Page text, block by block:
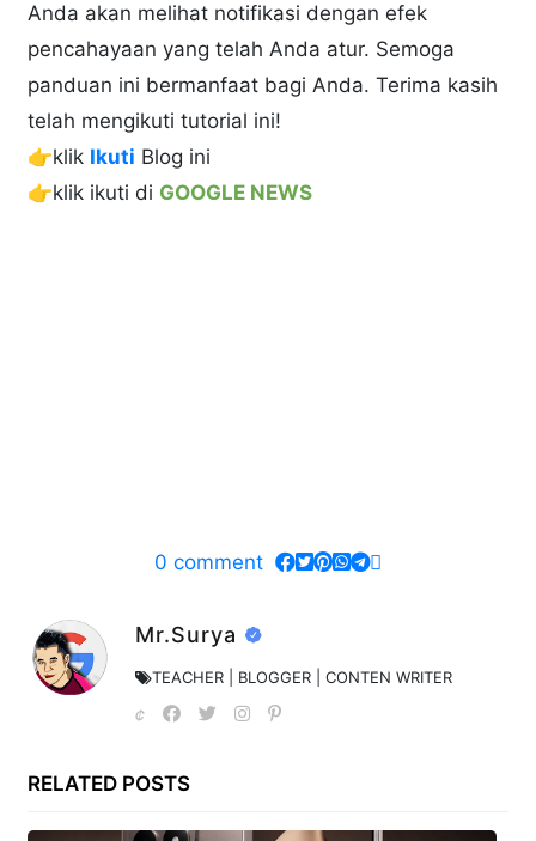
Anda akan melihat notifikasi dengan efek
pencahayaan yang telah Anda atur. Semoga
panduan ini bermanfaat bagi Anda. Terima kasih
telah mengikuti tutorial ini!
👉klik Ikuti Blog ini
👉klik ikuti di GOOGLE NEWS
0 comment
Mr.Surya
TEACHER | BLOGGER | CONTEN WRITER
RELATED POSTS